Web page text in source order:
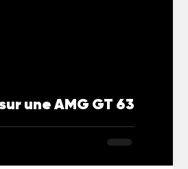
une AMG GT 63